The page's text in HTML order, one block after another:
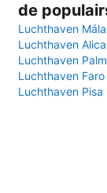
de
Luchthaven
Luchthaven
Luchthaven
Luchthaven Faro
Luchthaven Pisa